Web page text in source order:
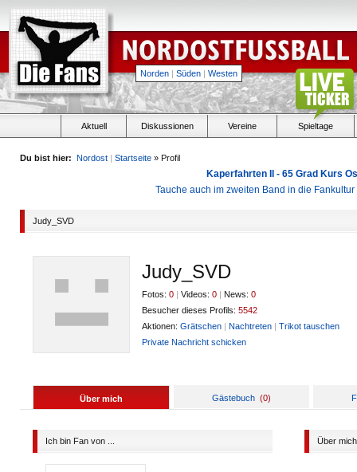
Norden | Süden | Westen
Aktuell Diskussionen Vereine Spieltage
Du bist hier: Nordost | Startseite » Profil
Kaperfahrten II - 65 Grad Kurs
Tauche auch im zweiten Band in die
Judy_SVD
Judy_SVD
Fotos: 0 | Videos: 0 | News: 0
Besucher dieses Profils: 5542
Aktionen: Grätschen | Nachtreten | Trikot tauschen
Private Nachricht schicken
Über mich Gästebuch (0)
Ich bin Fan von ... Über mich